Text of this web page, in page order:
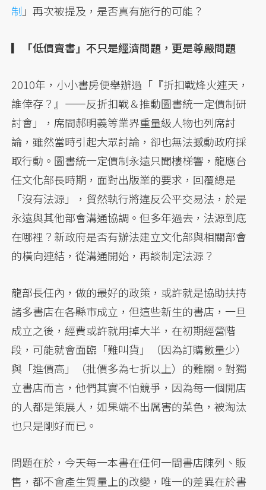
制 」再次被提及，是否真有施行的可能？
▎「低價賣書」不只是經濟問題，更是尊嚴問題
2010年，小小書房便舉辦過「『折扣戰烽火連天，
誰倖存？』——反折扣戰＆推動圖書統一定價制研
討會」，席間郝明義等業界重量級人物也列席討
論，雖然當時引起大眾討論，卻也無法撼動政府採
取行動。圖書統一定價制永遠只聞樓梯響，龍應台
任文化部長時期，面對出版業的要求，回覆總是
「沒有法源」，貿然執行將違反公平交易法，於是
永遠與其他部會溝通協調。但多年過去，法源到底
在哪裡？新政府是否有辦法建立文化部與相關部會
的橫向連結，從溝通開始，再談制定法源？
龍部長任內，做的最好的政策，或許就是協助扶持
諸多書店在各縣市成立，但這些新生的書店，一旦
成立之後，經費或許就用掉大半，在初期經營階
段，可能就會面臨「難叫貨」（因為訂購數量少）
與「進價高」（批價多為七折以上）的難關。對獨
立書店而言，他們其實不怕競爭，因為每一個開店
的人都是策展人，如果端不出厲害的菜色，被淘汰
也只是剛好而已。
問題在於，今天每一本書在任何一間書店陳列、販
售，都不會產生質量上的改變，唯一的差異在於書